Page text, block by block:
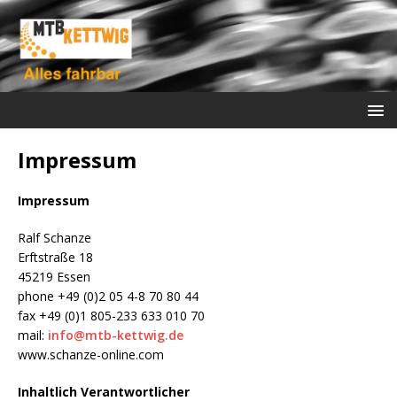
Impressum
Impressum
Ralf Schanze
Erftstraße 18
45219 Essen
phone +49 (0)2 05 4-8 70 80 44
fax +49 (0)1 805-233 633 010 70
mail: info@mtb-kettwig.de
www.schanze-online.com
Inhaltlich Verantwortlicher